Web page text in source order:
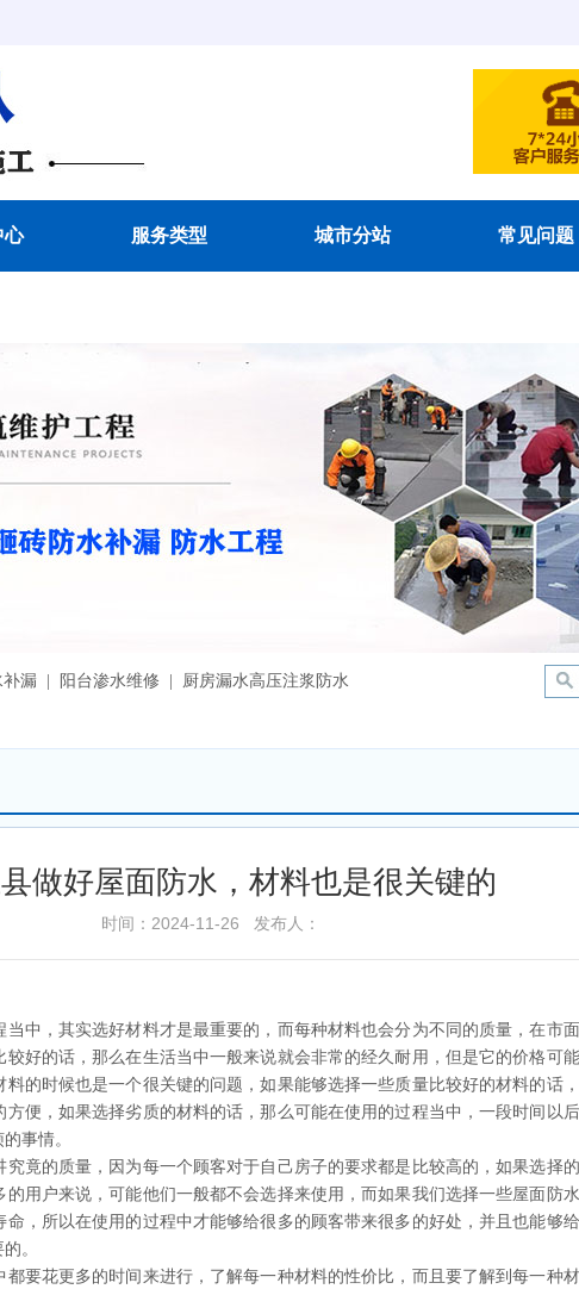
心 服务类型 城市分站 常见问题
漏 | 阳台渗水维修 | 厨房漏水高压注浆防水
做好屋面防水，材料也是很关键的
时间：2024-11-26 发布人：
中，其实选好材料才是最重要的，而每种材料也会分为不同的质量，在市
好的话，那么在生活当中一般来说就会非常的经久耐用，但是它的价格可
的时候也是一个很关键的问题，如果能够选择一些质量比较好的材料的话
便，如果选择劣质的材料的话，那么可能在使用的过程当中，一段时间以
事情。
竟的质量，因为每一个顾客对于自己房子的要求都是比较高的，如果选择
用户来说，可能他们一般都不会选择来使用，而如果我们选择一些屋面防
，所以在使用的过程中才能够给很多的顾客带来很多的好处，并且也能够
。
要花更多的时间来进行，了解每一种材料的性价比，而且要了解到每一种